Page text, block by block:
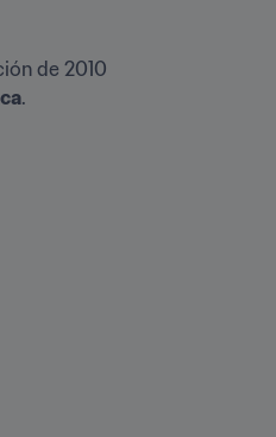
de 2010
.